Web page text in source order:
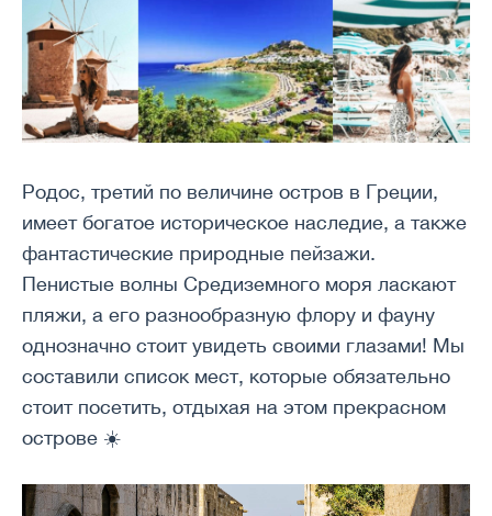
Родос, третий по величине остров в Греции,
имеет богатое историческое наследие, а также
фантастические природные пейзажи.
Пенистые волны Средиземного моря ласкают
пляжи, а его разнообразную флору и фауну
однозначно стоит увидеть своими глазами! Мы
составили список мест, которые обязательно
стоит посетить, отдыхая на этом прекрасном
острове ☀️